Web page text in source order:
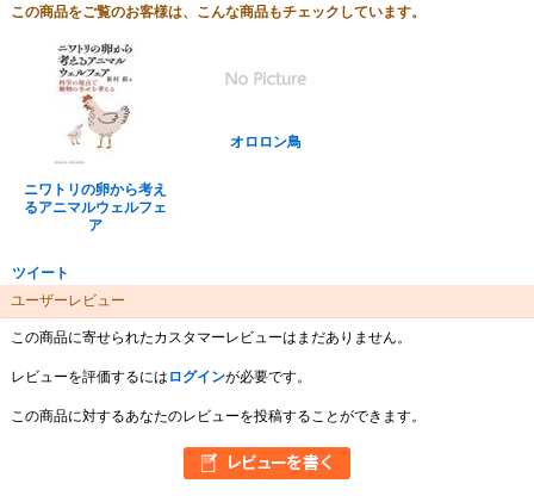
この商品をご覧のお客様は、こんな商品もチェックしています。
ニワトリの卵から考え
るアニマルウェルフェ
ア
オロロン鳥
ツイート
ユーザーレビュー
この商品に寄せられたカスタマーレビューはまだありません。
レビューを評価するには ログインが必要です。
この商品に対するあなたのレビューを投稿することができます。